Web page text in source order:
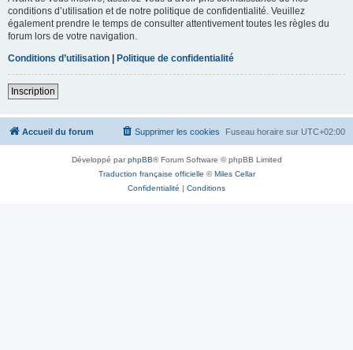
conditions d’utilisation et de notre politique de confidentialité. Veuillez
également prendre le temps de consulter attentivement toutes les règles du
forum lors de votre navigation.
Conditions d’utilisation | Politique de confidentialité
Inscription
Accueil du forum Fuseau horaire sur UTC+02:00
Supprimer les cookies
Développé parphpBB® Forum Software © phpBB Limited
Traduction française officielle ©Miles Cellar
Confidentialité | Conditions